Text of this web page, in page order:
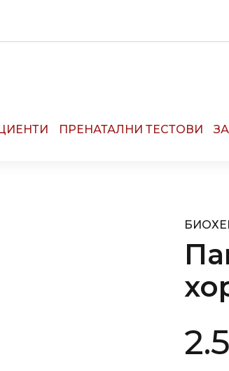
13090
ПРЕНАТАЛНИ ТЕСТОВИ